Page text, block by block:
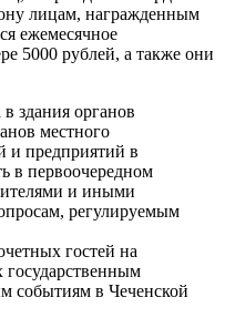
лицам, награжденным
ежемесячное
5000 рублей, а также они
здания органов
местного
и предприятий в
в первоочередном
и иными
регулируемым
гостей на
событиям в Чеченской